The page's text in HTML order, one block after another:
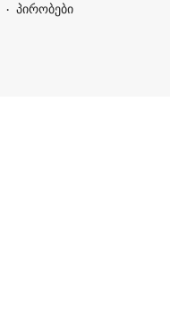
პირობები